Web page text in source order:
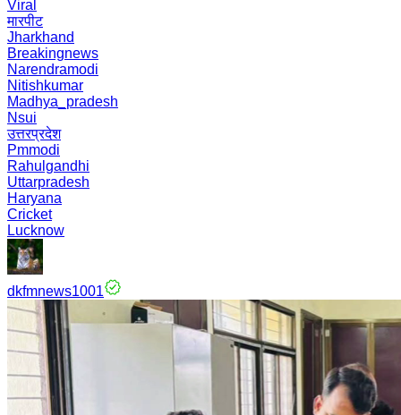
Viral
मारपीट
Jharkhand
Breakingnews
Narendramodi
Nitishkumar
Madhya_pradesh
Nsui
उत्तरप्रदेश
Pmmodi
Rahulgandhi
Uttarpradesh
Haryana
Cricket
Lucknow
dkfmnews1001